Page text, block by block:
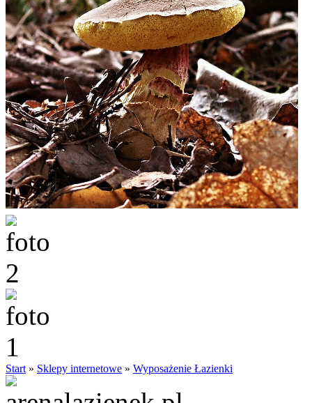
Start » Sklepy internetowe » Wyposażenie Łazienki